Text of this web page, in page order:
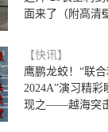
面来了（附高清
【快讯】
鹰鹏龙蛟！“联
2024A”演习精彩
现之——越海突